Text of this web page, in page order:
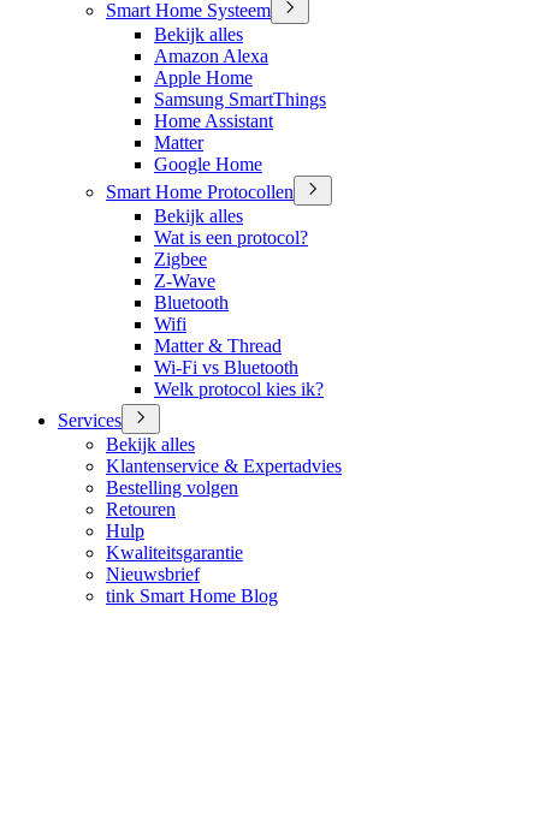
Smart Home Systeem
Bekijk alles
Amazon Alexa
Apple Home
Samsung SmartThings
Home Assistant
Matter
Google Home
Smart Home Protocollen
Bekijk alles
Wat is een protocol?
Zigbee
Z-Wave
Bluetooth
Wifi
Matter & Thread
Wi-Fi vs Bluetooth
Welk protocol kies ik?
Services
Bekijk alles
Klantenservice & Expertadvies
Bestelling volgen
Retouren
Hulp
Kwaliteitsgarantie
Nieuwsbrief
tink Smart Home Blog